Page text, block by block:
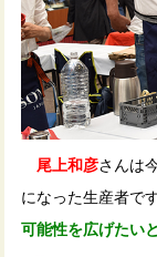
尾上和彦さんは
になった生産者で
可能性を広げたい